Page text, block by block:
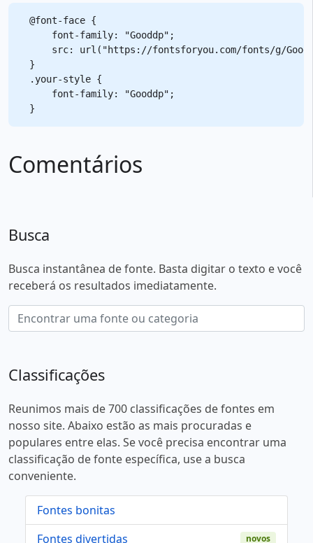
@font-face {
    font-family: "Gooddp";
src: url("https://fontsforyou.com/fonts/g/
}
.your-style {
    font-family: "Gooddp";
Comentários
Busca
Busca instantânea de fonte. Basta digitar o texto e você
receberá os resultados imediatamente.
Classificações
Reunimos mais de 700 classificações de fontes em
nosso site. Abaixo estão as mais procuradas e
populares entre elas. Se você precisa encontrar uma
classificação de fonte específica, use a busca
conveniente.
Fontes bonitas
Fontes divertidas
novos